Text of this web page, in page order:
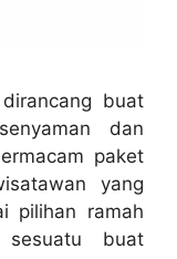
buat
dan
paket
yang
pilihan ramah
sesuatu buat